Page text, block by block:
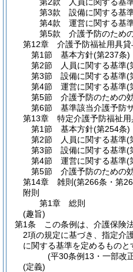
第3款
設備に関する基
第4款
運営に関する基
第5款
介護予防のため
第12章
介護予防福祉用具貸
第1節
基本方針(第237条)
第2節
人員に関する基準(
第3節
設備に関する基準(
第4節
運営に関する基準(
第5節
介護予防のための
第6節
基準該当介護予防
第13章
特定介護予防福祉用
第1節
基本方針(第254条)
第2節
人員に関する基準(
第3節
設備に関する基準(
第4節
運営に関する基準(
第5節
介護予防のための
第14章
雑則 (第266条・第
附則
第1章
総則
(趣旨)
第1条
この条例は、介護保険
2項の規定に基づき、指定介
に関する基準を定めるものと
(平30条例13・一部改
(定義)